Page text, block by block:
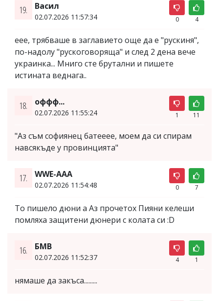
19. Васил
02.07.2026 11:57:34 0 4
еее, трябваше в заглавието още да е "рускиня",
по-надолу "рускоговоряща" и след 2 дена вече
украинка... Мниго сте брутални и пишете
истината веднага..
18. оффф...
02.07.2026 11:55:24 1 11
"Аз съм софиянец батееее, моем да си спирам
навсякъде у провинцията"
17. WWE-AAA
02.07.2026 11:54:48 0 7
То пишело дюни а Аз прочетох Пияни келеши
помляха защитени дюнери с колата си :D
16. БМВ
02.07.2026 11:52:37 4 1
нямаше да закъса.........